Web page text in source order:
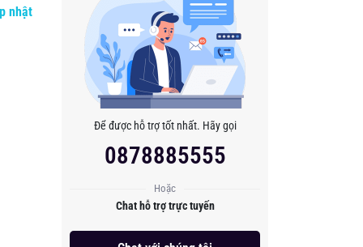
nhật
Để được hỗ trợ tốt nhất. Hãy gọi
0878885555
Hoặc
Chat hỗ trợ trực tuyến